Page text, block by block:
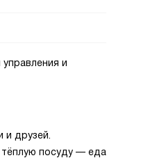
и
друзей.
посуду — еда